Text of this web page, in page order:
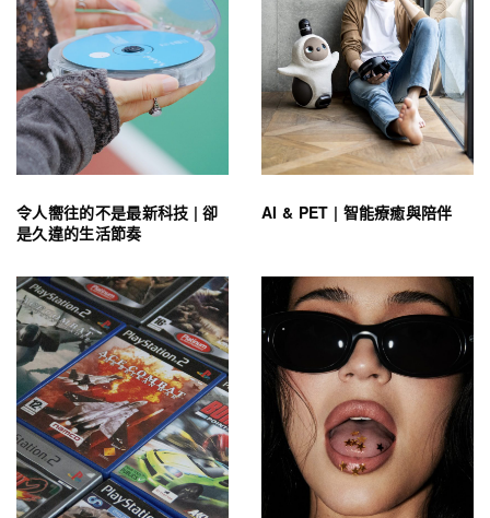
令人嚮往的不是最新科技 | 卻
是久違的生活節奏
AI & PET | 智能療癒與陪伴